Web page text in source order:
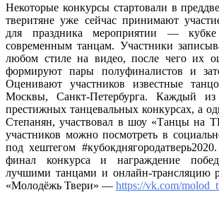
Некоторые конкурсы стартовали в
тверитяне уже сейчас принимают
для праздника мероприятии —
современным танцам. Участники
любом стиле на видео, после чего их
формируют пары полуфиналистов и
Оценивают участников известные
Москвы, Санкт-Петербурга. Каждый
престижных танцевальных конкурсах, а
Степанян, участвовал в шоу «Танцы на
участников можно посмотреть в
под хештегом
финал конкурса и награждение
лучшими танцами и онлайн-трансляцию
«Молодёжь Твери» — https://vk.com/